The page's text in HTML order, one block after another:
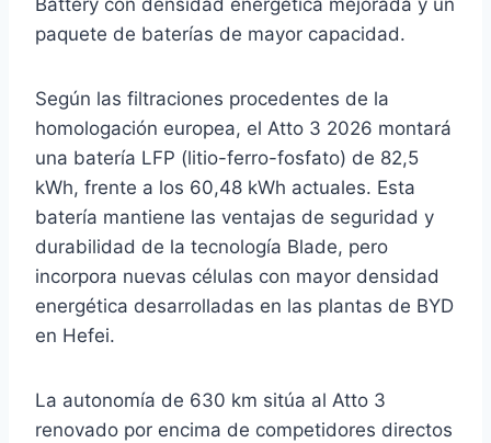
Battery con densidad energética mejorada y un
paquete de baterías de mayor capacidad.
Según las filtraciones procedentes de la
homologación europea, el Atto 3 2026 montará
una batería LFP (litio-ferro-fosfato) de 82,5
kWh, frente a los 60,48 kWh actuales. Esta
batería mantiene las ventajas de seguridad y
durabilidad de la tecnología Blade, pero
incorpora nuevas células con mayor densidad
energética desarrolladas en las plantas de BYD
en Hefei.
La autonomía de 630 km sitúa al Atto 3
renovado por encima de competidores directos